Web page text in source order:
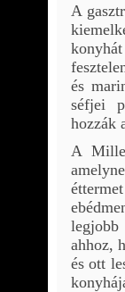
A
és
séfjei
hozzák
A
legjobb
ahhoz,
és ott